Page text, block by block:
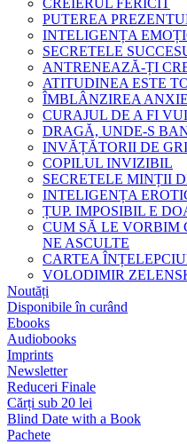
CREIERUL FERICIT
PUTEREA
INTELIGENȚA
SECRETELE
ANTRENEAZĂ-ȚI
ATITUDINEA ESTE
ÎMBLÂNZIREA
CURAJUL DE A FI
DRAGĂ, UNDE-S
INVĂȚĂTORII DE
COPILUL INVIZIBIL
SECRETELE MINȚII
INTELIGENȚA
ȚUP. IMPOSIBIL E
CUM SĂ LE VORBIM
NE ASCULTE
CARTEA
VOLODIMIR
Noutăți
Disponibile în curând
Ebooks
Audiobooks
Imprints
Newsletter
Reduceri Finale
Cărți sub 20 lei
Blind Date with a Book
Pachete